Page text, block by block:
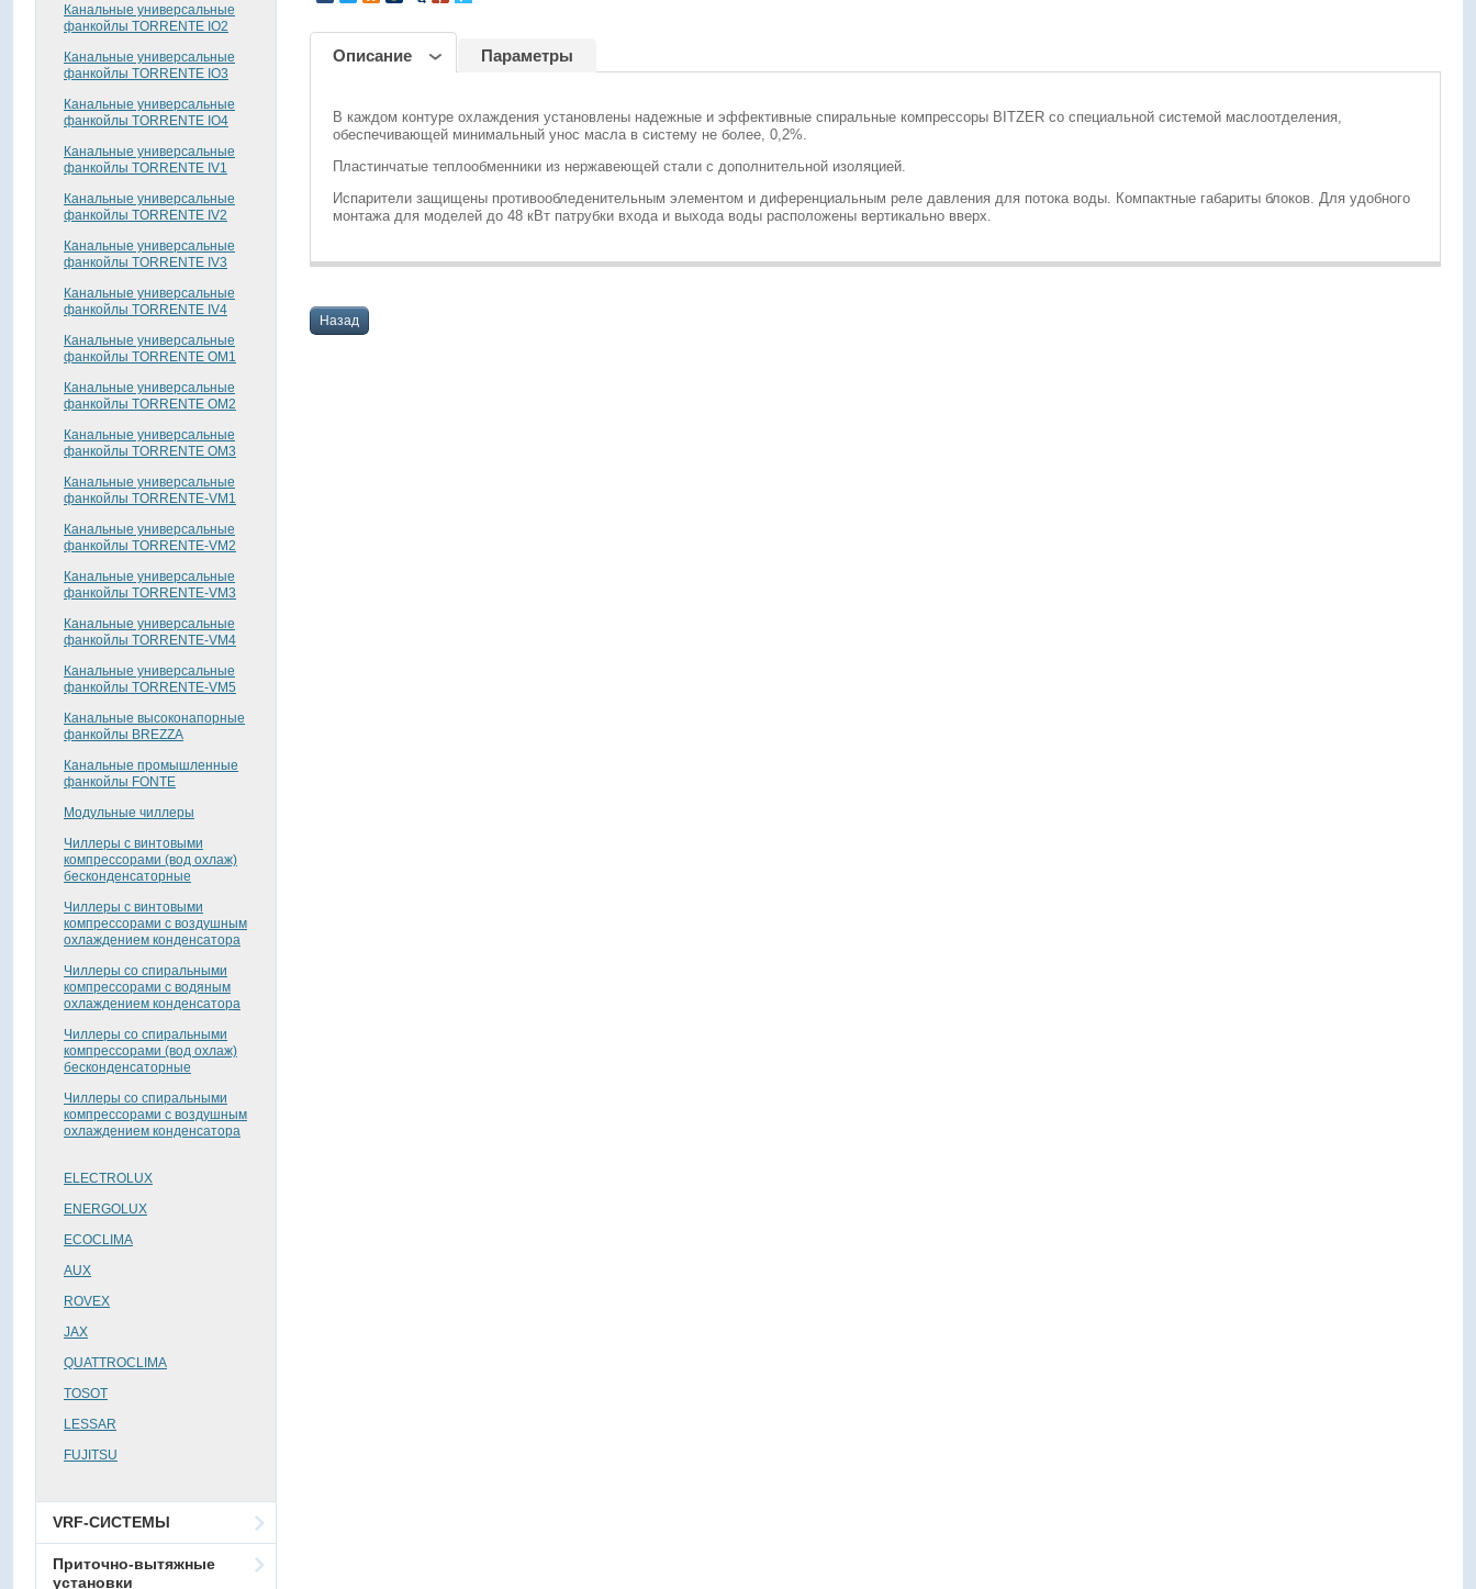
Канальные универсальные
фанкойлы TORRENTE IO2
Канальные универсальные
фанкойлы TORRENTE IO3
Канальные универсальные
фанкойлы TORRENTE IO4
Канальные универсальные
фанкойлы TORRENTE IV1
Канальные универсальные
фанкойлы TORRENTE IV2
Канальные универсальные
фанкойлы TORRENTE IV3
Канальные универсальные
фанкойлы TORRENTE IV4
Канальные универсальные
фанкойлы TORRENTE OM1
Канальные универсальные
фанкойлы TORRENTE OM2
Канальные универсальные
фанкойлы TORRENTE OM3
Канальные универсальные
фанкойлы TORRENTE-VM1
Канальные универсальные
фанкойлы TORRENTE-VM2
Канальные универсальные
фанкойлы TORRENTE-VM3
Канальные универсальные
фанкойлы TORRENTE-VM4
Канальные универсальные
фанкойлы TORRENTE-VM5
Канальные высоконапорные
фанкойлы BREZZA
Канальные промышленные
фанкойлы FONTE
Модульные чиллеры
Чиллеры с винтовыми
компрессорами (вод охлаж)
бесконденсаторные
Чиллеры с винтовыми
компрессорами с воздушным
охлаждением конденсатора
Чиллеры со спиральными
компрессорами с водяным
охлаждением конденсатора
Чиллеры со спиральными
компрессорами (вод охлаж)
бесконденсаторные
Чиллеры со спиральными
компрессорами с воздушным
охлаждением конденсатора
ELECTROLUX
ENERGOLUX
ECOCLIMA
AUX
ROVEX
JAX
QUATTROCLIMA
TOSOT
LESSAR
FUJITSU
VRF-СИСТЕМЫ
Приточно-вытяжные
установки
Описание Параметры
В каждом контуре охлаждения установлены надежные и эффективные спиральные компрессоры BITZER со специальной системой маслоотделения,
обеспечивающей минимальный унос масла в систему не более, 0,2%.
Пластинчатые теплообменники из нержавеющей стали с дополнительной изоляцией.
Испарители защищены противообледенительным элементом и диференциальным реле давления для потока воды. Компактные габариты блоков. Для удобного
монтажа для моделей до 48 кВт патрубки входа и выхода воды расположены вертикально вверх.
Назад